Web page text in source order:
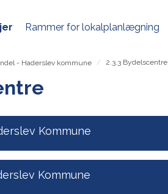
Rammer for lokalplanlægning
- Haderslev kommune / 2.3.3 Bydelscentre
Kommune
Kommune